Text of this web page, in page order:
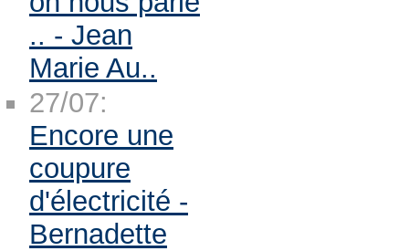
.. - Jean
Marie Au..
27/07:
Encore une
coupure
d'électricité -
Bernadette